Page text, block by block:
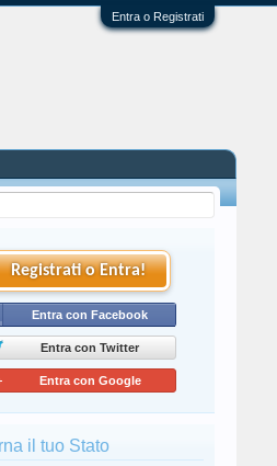
Entra o Registrati
Registrati o Entra!
Entra con Facebook
Entra con Twitter
Entra con Google
il tuo Stato